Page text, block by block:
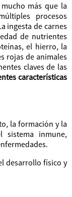
más que la
procesos
ingesta de carnes
de nutrientes
el hierro, la
rojas de animales
claves de las
características
la formación y la
sistema inmune,
desarrollo físico y